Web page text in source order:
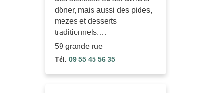
döner, mais aussi des pides,
mezes et desserts
traditionnels.…
59 grande rue
Tél. 09 55 45 56 35